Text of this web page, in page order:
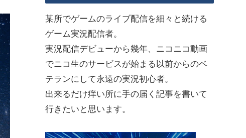
某所でゲームのライブ配信を細々と続ける
ゲーム実況配信者。
実況配信デビューから幾年、ニコニコ動画
でニコ生のサービスが始まる以前からのベ
テランにして永遠の実況初心者。
出来るだけ痒い所に手の届く記事を書いて
行きたいと思います。